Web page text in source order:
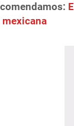
mexicana